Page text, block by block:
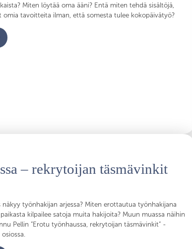
Miten löytää oma ääni? Entä miten tehdä sisältöjä,
tavoitteita ilman, että somesta tulee kokopäivätyö?
– rekrytoijan täsmävinkit
työnhakijan arjessa? Miten erottautua työnhakijana
kilpailee satoja muita hakijoita? Muun muassa näihin
Pellin ”Erotu työnhaussa, rekrytoijan täsmävinkit” -